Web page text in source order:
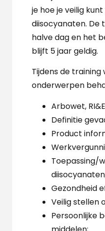
je hoe je veilig
diisocyanaten. De
halve dag en het
blijft 5 jaar geldig.
Tijdens de
onderwerpen
Arbowet,
Definitie
Product
Toepassing/
Gezondheid
Veilig stellen
Persoonlijke